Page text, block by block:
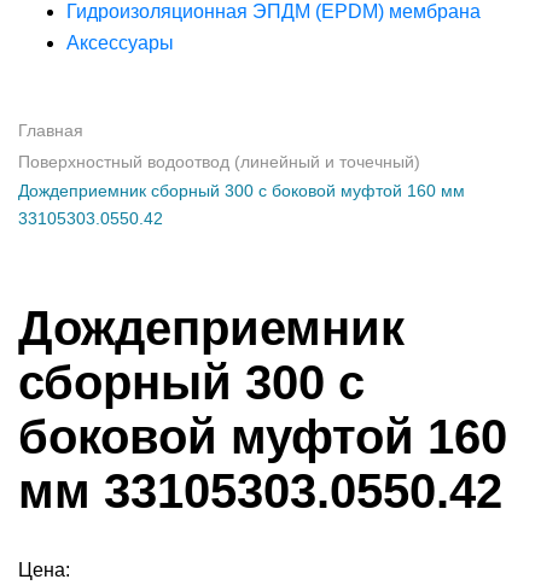
Гидроизоляционная ЭПДМ (EPDM) мембрана
Аксессуары
Главная
Поверхностный водоотвод (линейный и точечный)
Дождеприемник сборный 300 с боковой муфтой 160 мм
33105303.0550.42
Дождеприемник
сборный 300 с
боковой муфтой 160
мм 33105303.0550.42
Цена: